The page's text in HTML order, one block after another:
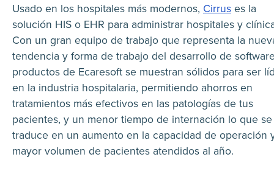
Usado en los hospitales más modernos, Cirruses la
solución HIS o EHR para administrar hospitales y
Con un gran equipo de trabajo que representa la
tendencia y forma de trabajo del desarrollo de
productos de Ecaresoft se muestran sólidos para ser
en la industria hospitalaria, permitiendo ahorros en
tratamientos más efectivos en las patologías de tus
pacientes, y un menor tiempo de internación lo que se
traduce en un aumento en la capacidad de operación
mayor volumen de pacientes atendidos al año.